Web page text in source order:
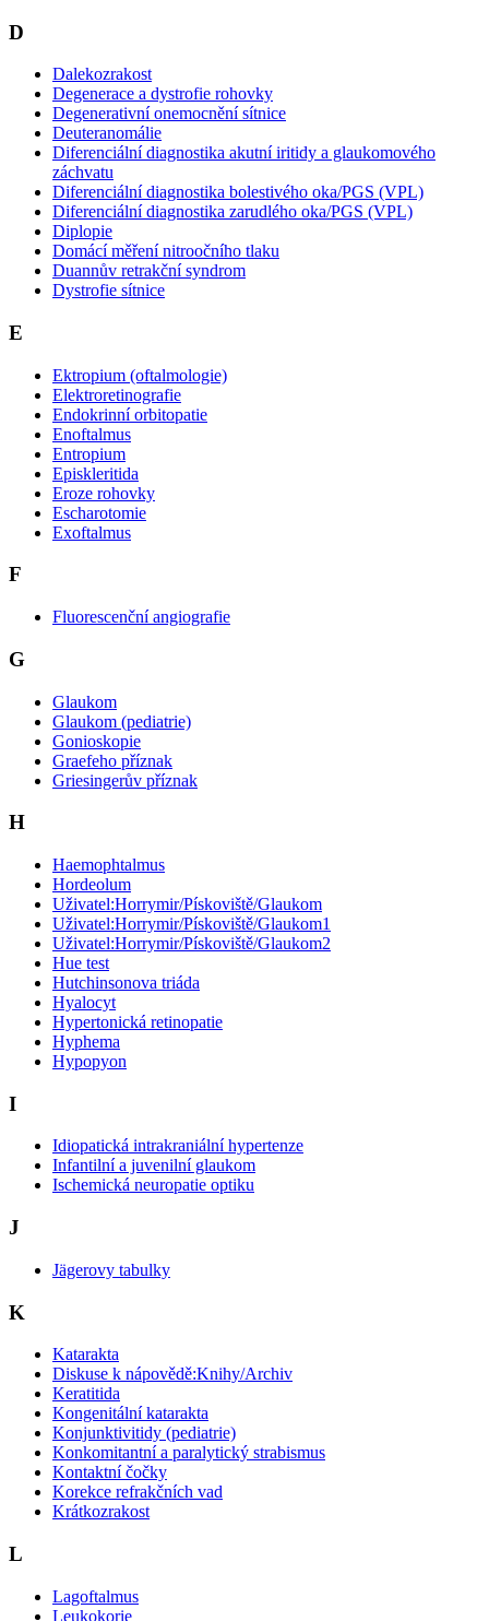
D
Dalekozrakost
Degenerace a dystrofie rohovky
Degenerativní onemocnění sítnice
Deuteranomálie
Diferenciální diagnostika akutní iritidy a glaukomového
záchvatu
Diferenciální diagnostika bolestivého oka/PGS (VPL)
Diferenciální diagnostika zarudlého oka/PGS (VPL)
Diplopie
Domácí měření nitroočního tlaku
Duannův retrakční syndrom
Dystrofie sítnice
E
Ektropium (oftalmologie)
Elektroretinografie
Endokrinní orbitopatie
Enoftalmus
Entropium
Episkleritida
Eroze rohovky
Escharotomie
Exoftalmus
F
Fluorescenční angiografie
G
Glaukom
Glaukom (pediatrie)
Gonioskopie
Graefeho příznak
Griesingerův příznak
H
Haemophtalmus
Hordeolum
Uživatel:Horrymir/Pískoviště/Glaukom
Uživatel:Horrymir/Pískoviště/Glaukom1
Uživatel:Horrymir/Pískoviště/Glaukom2
Hue test
Hutchinsonova triáda
Hyalocyt
Hypertonická retinopatie
Hyphema
Hypopyon
I
Idiopatická intrakraniální hypertenze
Infantilní a juvenilní glaukom
Ischemická neuropatie optiku
J
Jägerovy tabulky
K
Katarakta
Diskuse k nápovědě:Knihy/Archiv
Keratitida
Kongenitální katarakta
Konjunktivitidy (pediatrie)
Konkomitantní a paralytický strabismus
Kontaktní čočky
Korekce refrakčních vad
Krátkozrakost
L
Lagoftalmus
Leukokorie